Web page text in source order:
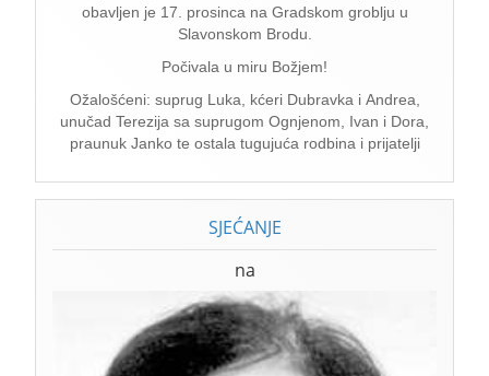
obavljen je 17. prosinca na Gradskom groblju u
Slavonskom Brodu.
Počivala u miru Božjem!
Ožalošćeni: suprug Luka, kćeri Dubravka i Andrea,
unučad Terezija sa suprugom Ognjenom, Ivan i Dora,
praunuk Janko te ostala tugujuća rodbina i prijatelji
SJEĆANJE
na